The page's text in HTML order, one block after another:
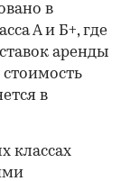
в
А и Б+, где
аренды
стоимость
в
классах